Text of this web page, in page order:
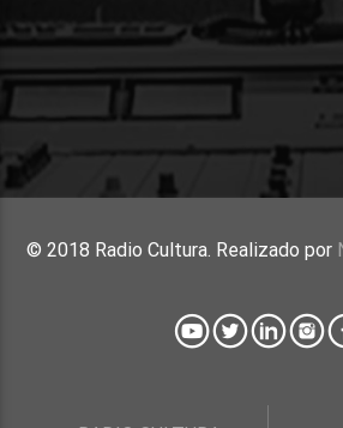
© 2018 Radio Cultura. Realizado por